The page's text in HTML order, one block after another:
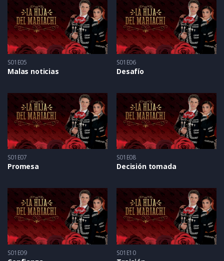
S01E05
Malas noticias
S01E06
Desafío
S01E07
Promesa
S01E08
Decisión tomada
S01E09 S01E10